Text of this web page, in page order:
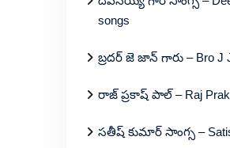
songs
బ్రదర్ జె జాన్ గారు – Bro J
రాజ్ ప్రకాష్ పాల్ – Raj
సతీష్ కుమార్ సాంగ్స –